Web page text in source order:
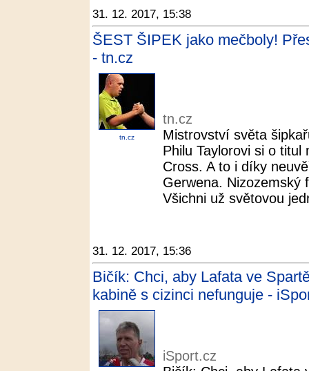
31. 12. 2017, 15:38
ŠEST ŠIPEK jako mečboly!
- tn.cz
tn.cz
tn.cz
Mistrovství světa
Philu Taylorovi si o
Cross. A to i díky
Gerwena. Nizozemský
Všichni už světovou
31. 12. 2017, 15:36
Bičík: Chci, aby Lafata ve
kabině s cizinci nefunguje -
iSport.cz